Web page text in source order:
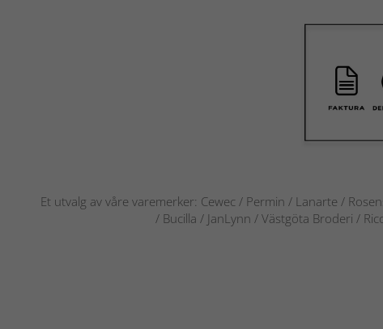
Et utvalg av våre varemerker: Cewec / Permin / Lanarte /
/ Bucilla / JanLynn / Västgöta Broderi /